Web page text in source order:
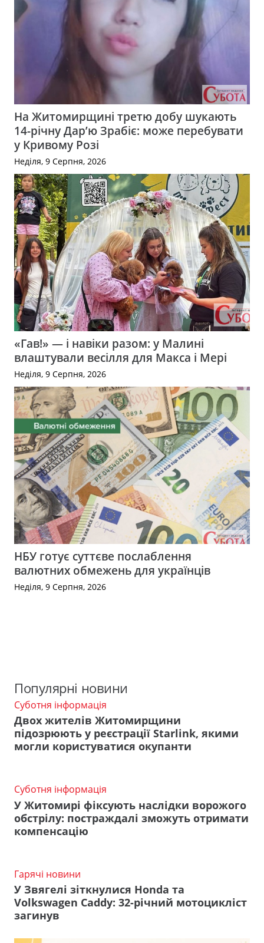
На Житомирщині третю добу шукають
14-річну Дар’ю Зрабіє: може перебувати
у Кривому Розі
Неділя, 9 Серпня, 2026
«Гав!» — і навіки разом: у Малині
влаштували весілля для Макса і Мері
Неділя, 9 Серпня, 2026
НБУ готує суттєве послаблення
валютних обмежень для українців
Неділя, 9 Серпня, 2026
Популярні новини
Суботня інформація
Двох жителів Житомирщини
підозрюють у реєстрації Starlink, якими
могли користуватися окупанти
Суботня інформація
У Житомирі фіксують наслідки ворожого
обстрілу: постраждалі зможуть отримати
компенсацію
Гарячі новини
У Звягелі зіткнулися Honda та
Volkswagen Caddy: 32-річний мотоцикліст
загинув